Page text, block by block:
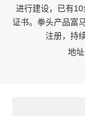
进行建设，已有
证书。拳头产品富
注册，持
地